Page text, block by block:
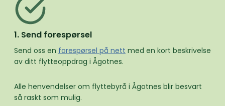
1. Send forespørsel
Send oss en forespørsel på nett med en kort beskrivelse
av ditt flytteoppdrag i Ågotnes.
Alle henvendelser om flyttebyrå i Ågotnes blir besvart
så raskt som mulig.